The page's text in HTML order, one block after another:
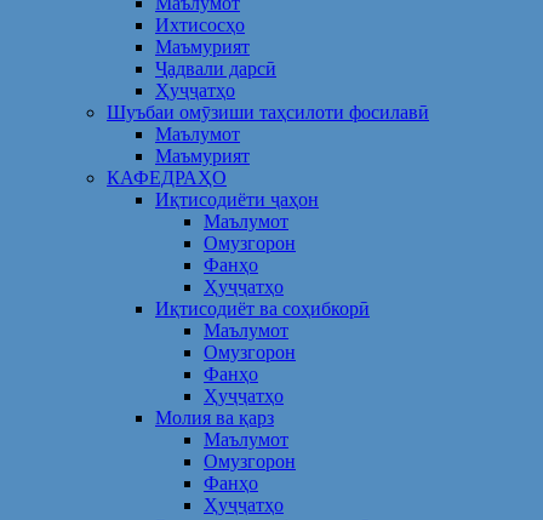
Ихтисосҳо
Маъмурият
Ҷадвали дарсӣ
Ҳуҷҷатҳо
Шуъбаи омӯзиши таҳсилоти фосилавӣ
Маълумот
Маъмурият
КАФЕДРАҲО
Иқтисодиёти ҷаҳон
Маълумот
Омузгорон
Фанҳо
Ҳуҷҷатҳо
Иқтисодиёт ва соҳибкорӣ
Маълумот
Омузгорон
Фанҳо
Ҳуҷҷатҳо
Молия ва қарз
Маълумот
Омузгорон
Фанҳо
Ҳуҷҷатҳо